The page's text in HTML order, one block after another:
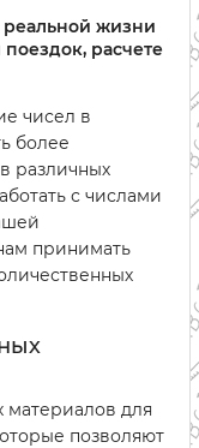
жизни
расчете
чисел в
более
различных
с числами
принимать
материалов для
позволяют